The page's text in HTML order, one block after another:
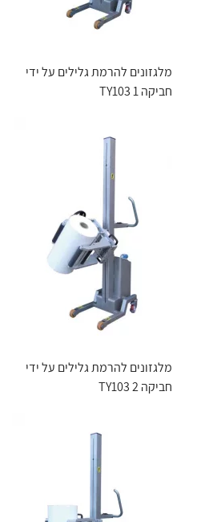
מלגזונים להרמת גלילים על ידי
חביקה TY103 1
מלגזונים להרמת גלילים על ידי
חביקה TY103 2